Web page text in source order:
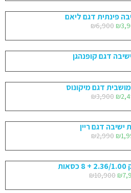
פינתית דגם ליאם
₪6,900 ₪
דגם קופנהגן
דגם מיקונוס
₪3,900 ₪
ישיבה דגם ריין
₪2,990 ₪
₪10,900 ₪